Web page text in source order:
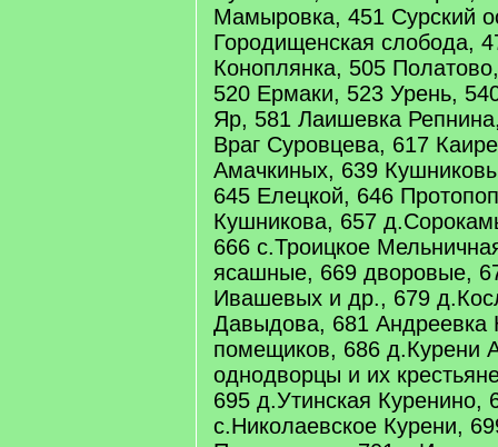
Мамыровка, 451 Сурский
Городищенская слобода,
Коноплянка, 505
520 Ермаки, 523 Урень,
Яр, 581 Лаишевка
Враг Суровцева, 617
Амачкиных, 639
645 Елецкой, 646
Кушникова, 657
666 с.Троицкое
ясашные, 669 дворовые,
Ивашевых и др., 679
Давыдова, 681 Андреевка
помещиков, 686 д.Курени
однодворцы и их
695 д.Утинская Куренино,
с.Николаевское Курени,